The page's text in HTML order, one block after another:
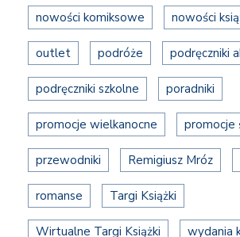
nowości komiksowe nowości
outlet podróże podręczniki
podręczniki szkolne poradniki
promocje wielkanocne promocje
przewodniki Remigiusz Mróz
romanse Targi Książki
Wirtualne Targi Książki wydania